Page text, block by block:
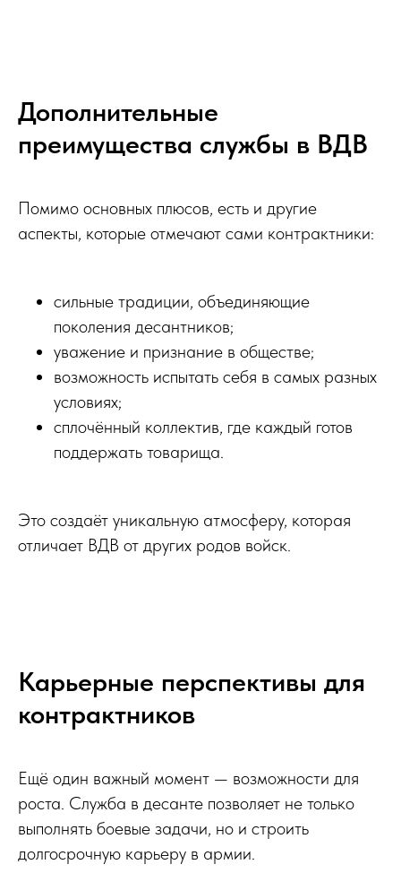
Дополнительные
преимущества службы в ВДВ
Помимо основных плюсов, есть и другие
аспекты, которые отмечают сами контрактники:
сильные традиции, объединяющие
поколения десантников;
уважение и признание в обществе;
возможность испытать себя в самых разных
условиях;
сплочённый коллектив, где каждый готов
поддержать товарища.
Это создаёт уникальную атмосферу, которая
отличает ВДВ от других родов войск.
Карьерные перспективы для
контрактников
Ещё один важный момент — возможности для
роста. Служба в десанте позволяет не только
выполнять боевые задачи, но и строить
долгосрочную карьеру в армии.